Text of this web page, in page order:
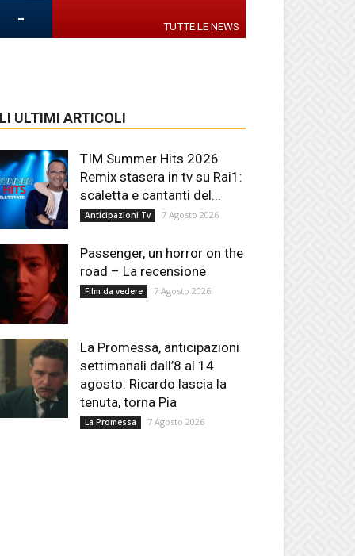
- TUTTE LE NEWS
ULTIMI ARTICOLI
TIM Summer Hits 2026
Remix stasera in tv su Rai1:
scaletta e cantanti del...
Anticipazioni Tv 7 Agosto 2026
Passenger, un horror on the
road – La recensione
Film da vedere 7 Agosto 2026
La Promessa, anticipazioni
settimanali dall’8 al 14
agosto: Ricardo lascia la
tenuta, torna Pia
La Promessa 7 Agosto 2026